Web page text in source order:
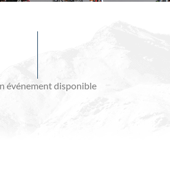
événement disponible